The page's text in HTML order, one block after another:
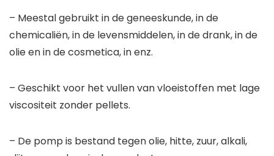
– Meestal gebruikt in de geneeskunde, in de
chemicaliën, in de levensmiddelen, in de drank, in de
olie en in de cosmetica, in enz.
– Geschikt voor het vullen van vloeistoffen met lage
viscositeit zonder pellets.
– De pomp is bestand tegen olie, hitte, zuur, alkali,